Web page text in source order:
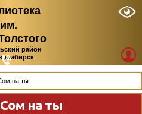
им.
район
на ты
на ты